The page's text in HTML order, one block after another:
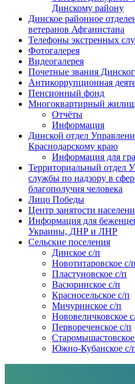
Динскому району
Динское районное
ветеранов Афганистана
Телефоны экстренных
Фотогалерея
Видеогалерея
Почетные звания
Антикоррупционная
Пенсионный фонд
Многоквартирный
Отчёты
Информация
Динской отдел
Краснодарскому краю
Информация для
Территориальный отдел
службы по надзору в
благополучия человека
Лицо Победы
Центр занятости
Информация для
Украины, ДНР и ЛНР
Сельские поселения
Динское с/п
Новотитаровское с/п
Пластуновское с/п
Васюринское с/п
Красносельское с/п
Мичуринское с/п
Нововеличковское
Первореченское с/п
Южно-Кубанское с/